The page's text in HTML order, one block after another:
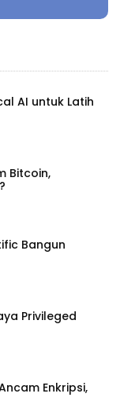
AI untuk Latih
Bitcoin,
Bangun
Privileged
Enkripsi,